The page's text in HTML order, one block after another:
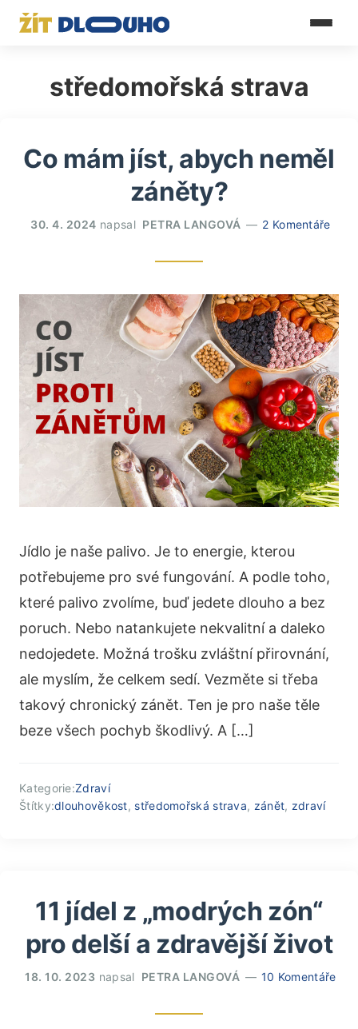
středomořská strava
Co mám jíst, abych neměl
záněty?
30. 4. 2024 napsal PETRA LANGOVÁ 2 Komentáře
Jídlo je naše palivo. Je to energie, kterou
potřebujeme pro své fungování. A podle toho,
které palivo zvolíme, buď jedete dlouho a bez
poruch. Nebo natankujete nekvalitní a daleko
nedojedete. Možná trošku zvláštní přirovnání,
ale myslím, že celkem sedí. Vezměte si třeba
takový chronický zánět. Ten je pro naše těle
beze všech pochyb škodlivý. A […]
Kategorie:Zdraví
Štítky:dlouhověkost, středomořská strava, zánět, zdraví
11 jídel z „modrých zón“
pro delší a zdravější život
18. 10. 2023 napsal PETRA LANGOVÁ 10 Komentáře